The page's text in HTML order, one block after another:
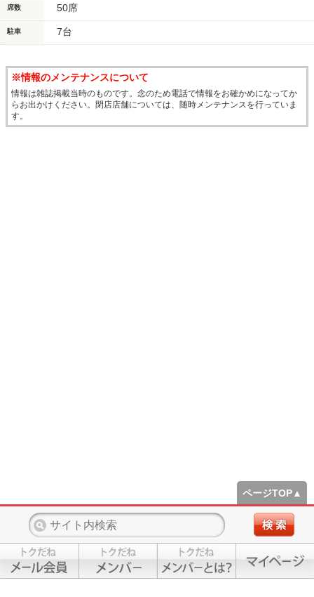
席数 50席
駐車 7台
※情報のメンテナンスについて
情報は雑誌掲載当時のものです。念のため電話で情報をお確かめになってか
らお出かけください。閉店店舗については、随時メンテナンスを行っていま
す。
ページTOP▲